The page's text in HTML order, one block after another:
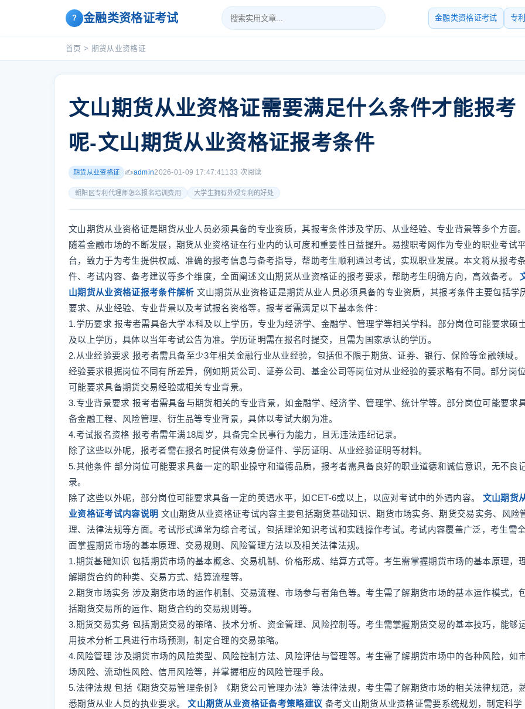
? 金融类资格证考试 金融类资格证考试 专
首页 > 期货从业资格证
文山期货从业资格证需要满足什么条件才能报考
呢-文山期货从业资格证报考条件
期货从业资格证 ✍️admin2026-01-09 17:47:41133 次阅读
朝阳区专利代理师怎么报名培训费用 大学生拥有外观专利的好处
文山期货从业资格证是期货从业人员必须具备的专业资质，其报考条件涉及学历、从业经验、专业背景等多个方面。
随着金融市场的不断发展，期货从业资格证在行业内的认可度和重要性日益提升。易搜职考网作为专业的职业考试平
台，致力于为考生提供权威、准确的报考信息与备考指导，帮助考生顺利通过考试，实现职业发展。本文将从报考条
件、考试内容、备考建议等多个维度，全面阐述文山期货从业资格证的报考要求，帮助考生明确方向，高效备考。
山期货从业资格证报考条件解析 文山期货从业资格证是期货从业人员必须具备的专业资质，其报考条件主要包括学
要求、从业经验、专业背景以及考试报名资格等。报考者需满足以下基本条件：
1.学历要求 报考者需具备大学本科及以上学历，专业为经济学、金融学、管理学等相关学科。部分岗位可能要求硕
及以上学历，具体以当年考试公告为准。学历证明需在报名时提交，且需为国家承认的学历。
2.从业经验要求 报考者需具备至少3年相关金融行业从业经验，包括但不限于期货、证券、银行、保险等金融领域。
经验要求根据岗位不同有所差异，例如期货公司、证券公司、基金公司等岗位对从业经验的要求略有不同。部分岗位
可能要求具备期货交易经验或相关专业背景。
3.专业背景要求 报考者需具备与期货相关的专业背景，如金融学、经济学、管理学、统计学等。部分岗位可能要求
备金融工程、风险管理、衍生品等专业背景，具体以考试大纲为准。
4.考试报名资格 报考者需年满18周岁，具备完全民事行为能力，且无违法违纪记录。
除了这些以外呢，报考者需在报名时提供有效身份证件、学历证明、从业经验证明等材料。
5.其他条件 部分岗位可能要求具备一定的职业操守和道德品质，报考者需具备良好的职业道德和诚信意识，无不良
录。
除了这些以外呢，部分岗位可能要求具备一定的英语水平，如CET-6或以上，以应对考试中的外语内容。 文山期货
业资格证考试内容说明 文山期货从业资格证考试内容主要包括期货基础知识、期货市场实务、期货交易实务、风险
理、法律法规等方面。考试形式通常为综合考试，包括理论知识考试和实践操作考试。考试内容覆盖广泛，考生需
面掌握期货市场的基本原理、交易规则、风险管理方法以及相关法律法规。
1.期货基础知识 包括期货市场的基本概念、交易机制、价格形成、结算方式等。考生需掌握期货市场的基本原理，
解期货合约的种类、交易方式、结算流程等。
2.期货市场实务 涉及期货市场的运作机制、交易流程、市场参与者角色等。考生需了解期货市场的基本运作模式，
括期货交易所的运作、期货合约的交易规则等。
3.期货交易实务 包括期货交易的策略、技术分析、资金管理、风险控制等。考生需掌握期货交易的基本技巧，能够
用技术分析工具进行市场预测，制定合理的交易策略。
4.风险管理 涉及期货市场的风险类型、风险控制方法、风险评估与管理等。考生需了解期货市场中的各种风险，如
场风险、流动性风险、信用风险等，并掌握相应的风险管理手段。
5.法律法规 包括《期货交易管理条例》《期货公司管理办法》等法律法规，考生需了解期货市场的相关法律规范，
悉期货从业人员的执业要求。文山期货从业资格证备考策略建议 备考文山期货从业资格证需要系统规划，制定科学